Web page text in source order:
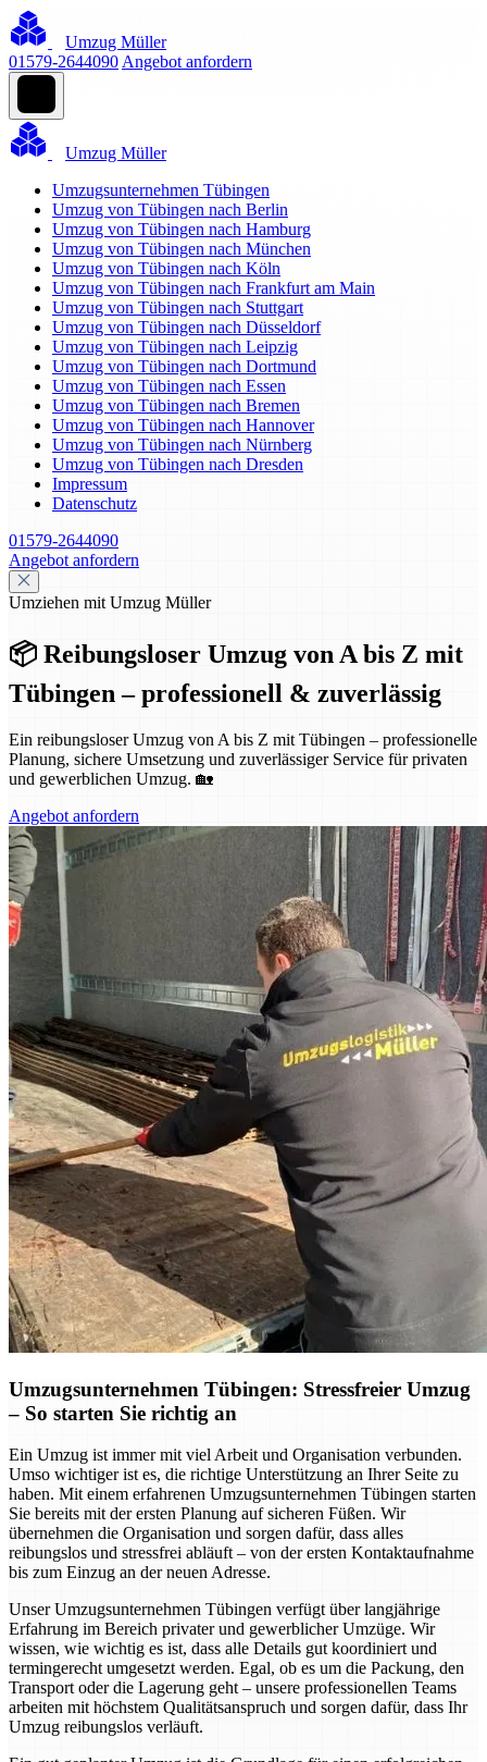
Umzug Müller
01579-2644090 Angebot anfordern
Umzug Müller
Umzugsunternehmen Tübingen
Umzug von Tübingen nach Berlin
Umzug von Tübingen nach Hamburg
Umzug von Tübingen nach München
Umzug von Tübingen nach Köln
Umzug von Tübingen nach Frankfurt am Main
Umzug von Tübingen nach Stuttgart
Umzug von Tübingen nach Düsseldorf
Umzug von Tübingen nach Leipzig
Umzug von Tübingen nach Dortmund
Umzug von Tübingen nach Essen
Umzug von Tübingen nach Bremen
Umzug von Tübingen nach Hannover
Umzug von Tübingen nach Nürnberg
Umzug von Tübingen nach Dresden
Impressum
Datenschutz
01579-2644090
Angebot anfordern
Umziehen mit Umzug Müller
📦 Reibungsloser Umzug von A bis Z mit
Tübingen – professionell & zuverlässig
Ein reibungsloser Umzug von A bis Z mit Tübingen – professionelle
Planung, sichere Umsetzung und zuverlässiger Service für privaten
und gewerblichen Umzug. 🏡
Angebot anfordern
Umzugsunternehmen Tübingen: Stressfreier Umzug
– So starten Sie richtig an
Ein Umzug ist immer mit viel Arbeit und Organisation verbunden.
Umso wichtiger ist es, die richtige Unterstützung an Ihrer Seite zu
haben. Mit einem erfahrenen Umzugsunternehmen Tübingen starten
Sie bereits mit der ersten Planung auf sicheren Füßen. Wir
übernehmen die Organisation und sorgen dafür, dass alles
reibungslos und stressfrei abläuft – von der ersten Kontaktaufnahme
bis zum Einzug an der neuen Adresse.
Unser Umzugsunternehmen Tübingen verfügt über langjährige
Erfahrung im Bereich privater und gewerblicher Umzüge. Wir
wissen, wie wichtig es ist, dass alle Details gut koordiniert und
termingerecht umgesetzt werden. Egal, ob es um die Packung, den
Transport oder die Lagerung geht – unsere professionellen Teams
arbeiten mit höchstem Qualitätsanspruch und sorgen dafür, dass Ihr
Umzug reibungslos verläuft.